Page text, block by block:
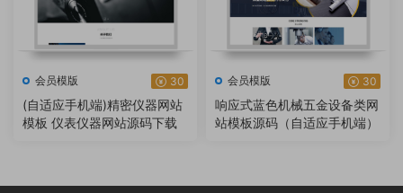
会员模版 30
(自适应手机端)精密仪器网站
模板 仪表仪器网站源码下载
会员模版 30
响应式蓝色机械五金设备类网
站模板源码（自适应手机端）